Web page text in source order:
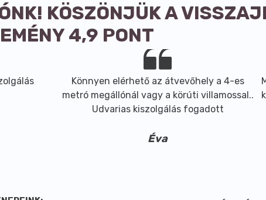
KÖSZÖNJÜK A
4,9 PONT
Könnyen elérhető az átvevőhely a 4-es
metró megállónál vagy a körúti villamossal..
Udvarias kiszolgálás fogadott
Éva